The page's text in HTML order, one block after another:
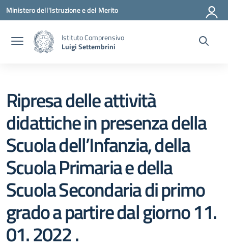
Vai ai contenuti
Vai al menu di navigazione
Vai al footer
Ministero dell'Istruzione e del Merito
Istituto Comprensivo
Luigi Settembrini
Ripresa delle attività
didattiche in presenza della
Scuola dell’Infanzia, della
Scuola Primaria e della
Scuola Secondaria di primo
grado a partire dal giorno 11.
01. 2022 .